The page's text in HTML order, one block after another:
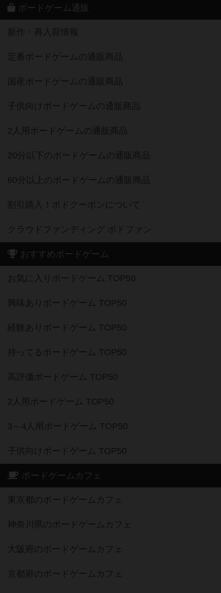
ボードゲーム通販
新作・再入荷情報
定番ボードゲームの通販商品
国産ボードゲームの通販商品
子供向けボードゲームの通販商品
2人用ボードゲームの通販商品
20分以下のボードゲームの通販商品
60分以上のボードゲームの通販商品
割引購入！ボドクーポンについて
クラウドファンディング ボドファン
おすすめボードゲーム
お気に入りボードゲーム TOP50
興味ありボードゲーム TOP50
経験ありボードゲーム TOP50
持ってるボードゲーム TOP50
高評価ボードゲーム TOP50
2人用ボードゲーム TOP50
3～4人用ボードゲーム TOP50
子供向けボードゲーム TOP50
ボードゲームカフェ
東京都のボードゲームカフェ
神奈川県のボードゲームカフェ
大阪府のボードゲームカフェ
京都府のボードゲームカフェ